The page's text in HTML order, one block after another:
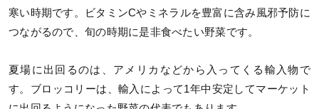
寒い時期です。ビタミンCやミネラルを豊富に含み風邪予防に
つながるので、旬の時期に是非食べたい野菜です。
夏場に出回るのは、アメリカなどから入ってくる輸入物で
す。ブロッコリーは、輸入によって1年中安定してマーケット